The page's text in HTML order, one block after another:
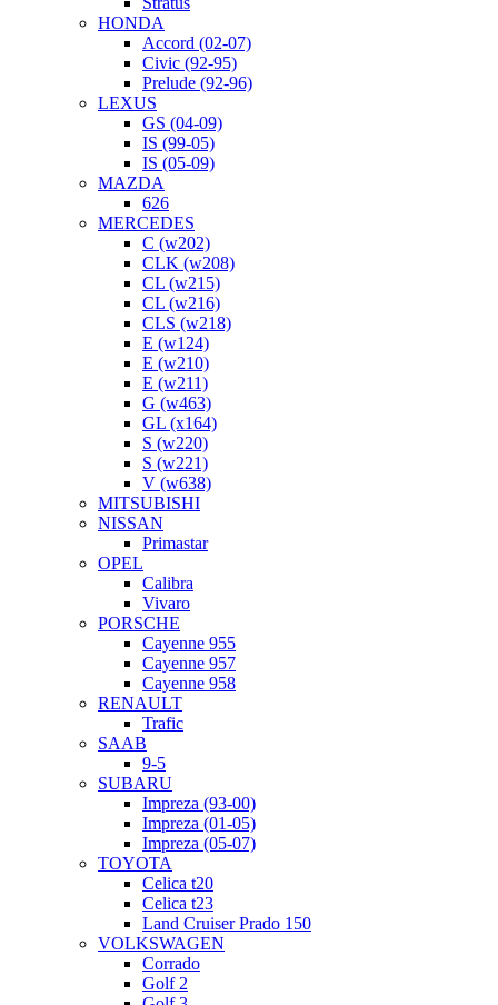
HONDA
Accord (02-07)
Civic (92-95)
Prelude (92-96)
LEXUS
GS (04-09)
IS (99-05)
IS (05-09)
MAZDA
626
MERCEDES
C (w202)
CLK (w208)
CL (w215)
CL (w216)
CLS (w218)
E (w124)
E (w210)
E (w211)
G (w463)
GL (x164)
S (w220)
S (w221)
V (w638)
MITSUBISHI
NISSAN
Primastar
OPEL
Calibra
Vivaro
PORSCHE
Cayenne 955
Cayenne 957
Cayenne 958
RENAULT
Trafic
SAAB
9-5
SUBARU
Impreza (93-00)
Impreza (01-05)
Impreza (05-07)
TOYOTA
Celica t20
Celica t23
Land Cruiser Prado 150
VOLKSWAGEN
Corrado
Golf 2